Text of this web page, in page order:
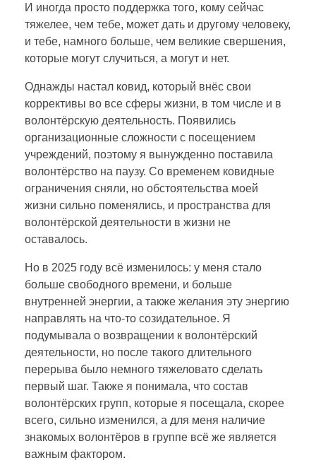
п
о
д
р
о
с
т
к
о
в
Д
е
И иногда просто поддержка того, кому сейчас
тяжелее, чем тебе, может дать и другому человеку,
и тебе, намного больше, чем великие свершения,
которые могут случиться, а могут и нет.
Однажды настал ковид, который внёс свои
коррективы во все сферы жизни, в том числе и в
волонтёрскую деятельность. Появились
организационные сложности с посещением
учреждений, поэтому я вынужденно поставила
волонтёрство на паузу. Со временем ковидные
ограничения сняли, но обстоятельства моей
жизни сильно поменялись, и пространства для
волонтёрской деятельности в жизни не
оставалось.
Но в 2025 году всё изменилось: у меня стало
больше свободного времени, и больше
внутренней энергии, а также желания эту энергию
направлять на что-то созидательное. Я
подумывала о возвращении к волонтёрский
деятельности, но после такого длительного
перерыва было немного тяжеловато сделать
первый шаг. Также я понимала, что состав
волонтёрских групп, которые я посещала, скорее
всего, сильно изменился, а для меня наличие
знакомых волонтёров в группе всё же является
важным фактором.